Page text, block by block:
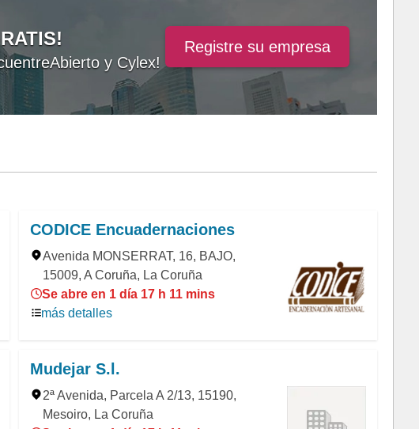
y Cylex!
Registre su empresa
CODICE Encuadernaciones
Avenida MONSERRAT, 16, BAJO,
15009, A Coruña, La Coruña
Se abre en 1 día 17 h 11 mins
más detalles
Mudejar S.l.
2ª Avenida, Parcela A 2/13, 15190,
Mesoiro, La Coruña